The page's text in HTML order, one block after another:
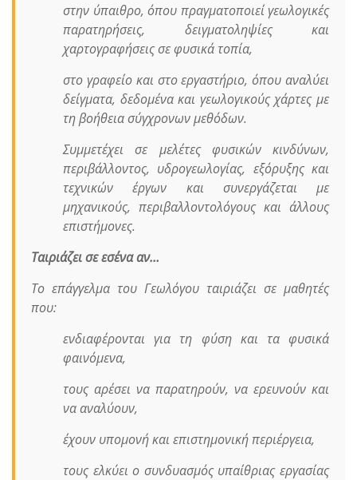
στην ύπαιθρο, όπου πραγματοποιεί γεωλογικές
παρατηρήσεις, δειγματοληψίες και
χαρτογραφήσεις σε φυσικά τοπία,
στο γραφείο και στο εργαστήριο, όπου αναλύει
δείγματα, δεδομένα και γεωλογικούς χάρτες με
τη βοήθεια σύγχρονων μεθόδων.
Συμμετέχει σε μελέτες φυσικών κινδύνων,
περιβάλλοντος, υδρογεωλογίας, εξόρυξης και
τεχνικών έργων και συνεργάζεται με
μηχανικούς, περιβαλλοντολόγους και άλλους
επιστήμονες.
Ταιριάζει σε εσένα αν…
Το επάγγελμα του Γεωλόγου ταιριάζει σε μαθητές
που:
ενδιαφέρονται για τη φύση και τα φυσικά
φαινόμενα,
τους αρέσει να παρατηρούν, να ερευνούν και
να αναλύουν,
έχουν υπομονή και επιστημονική περιέργεια,
τους ελκύει ο συνδυασμός υπαίθριας εργασίας